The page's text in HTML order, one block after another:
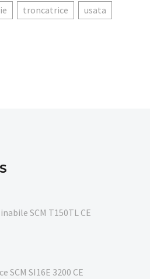
troncatrice
usata
SCM T150TL CE
SCM SI16E 3200 CE